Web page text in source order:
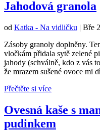
Jahodová granola
od Katka - Na vidličku | Bře
Zásoby granoly doplněny.
vločkám přidala sytě zelené
jahody (schválně, kdo z vás
že mrazem sušené ovoce mi
Přečtěte si více
Ovesná kaše s
pudinkem